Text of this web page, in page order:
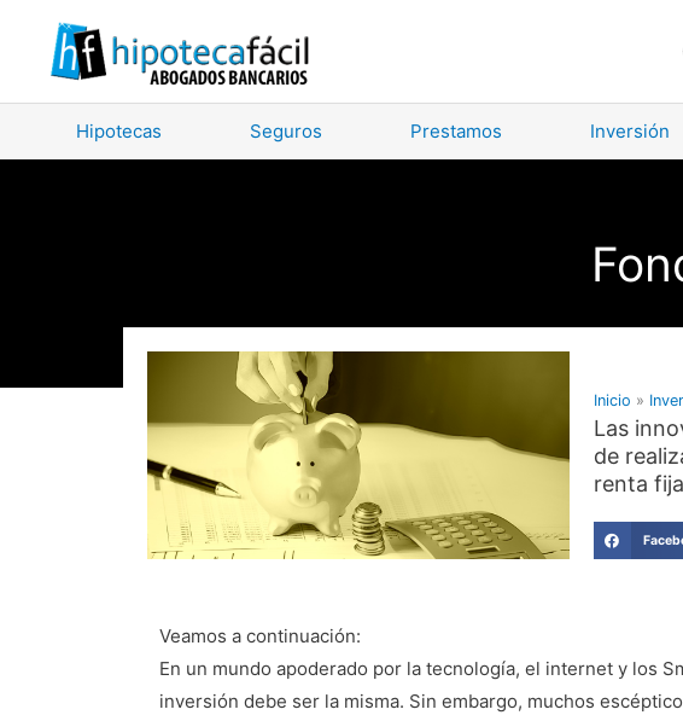
Hipotecas Seguros Prestamos Inversión
Inicio »
Las
de
renta
Veamos a continuación:
En un mundo apoderado por la tecnología, el internet y los
inversión debe ser la misma. Sin embargo, muchos